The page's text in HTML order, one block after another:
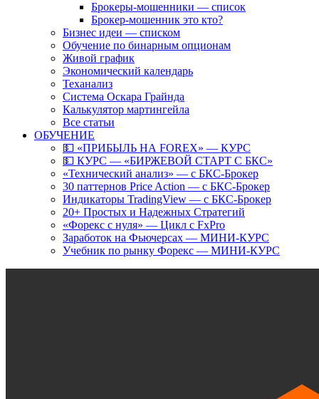
Брокеры-мошенники — список
Брокер-мошенник это кто?
Бизнес идеи — списком
Обучение по бинарным опционам
Живой график
Экономический календарь
Теханализ
Система Оскара Грайнда
Калькулятор мартингейла
Все статьи
ОБУЧЕНИЕ
💵 «ПРИБЫЛЬ НА FOREX» — КУРС
💵 КУРС — «БИРЖЕВОЙ СТАРТ С БКС»
«Технический анализ» — с БКС-Брокер
30 паттернов Price Action — с БКС-Брокер
Индикаторы TradingView — с БКС-Брокер
20+ Простых и Надежных Стратегий
«Форекс с нуля» — Цикл с FxPro
Заработок на Фьючерсах — МИНИ-КУРС
Учебник по рынку Форекс — МИНИ-КУРС